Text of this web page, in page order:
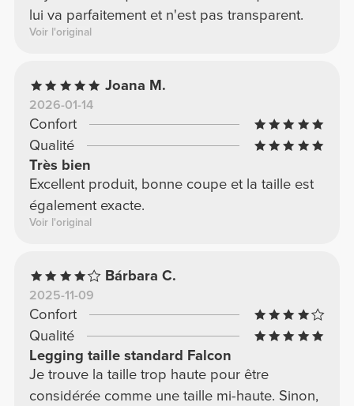
lui va parfaitement et n'est pas transparent.
Voir l'original
Joana M.
2026-01-14
Confort
Qualité
Très bien
Excellent produit, bonne coupe et la taille est
également exacte.
Voir l'original
Bárbara C.
2025-11-09
Confort
Qualité
Legging taille standard Falcon
Je trouve la taille trop haute pour être
considérée comme une taille mi-haute. Sinon,